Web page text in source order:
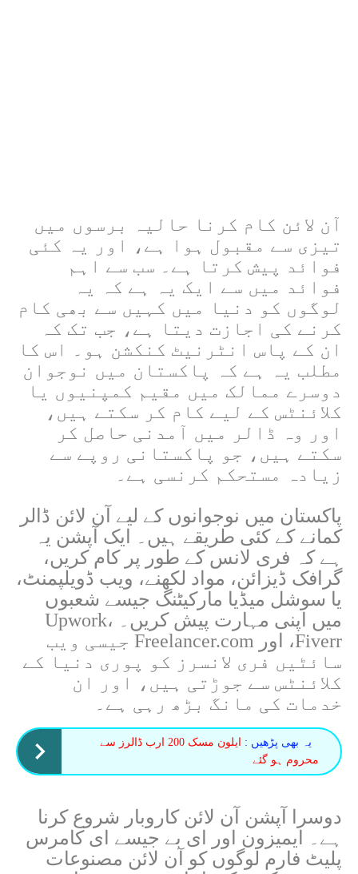
آن لائن کام کرنا حالیہ برسوں میں
تیزی سے مقبول ہوا ہے، اور یہ کئی
فوائد پیش کرتا ہے۔ سب سے اہم
فوائد میں سے ایک یہ ہے کہ یہ
لوگوں کو دنیا میں کہیں سے بھی کام
کرنے کی اجازت دیتا ہے، جب تک کہ
ان کے پاس انٹرنیٹ کنکشن ہو۔ اس کا
مطلب یہ ہے کہ پاکستان میں نوجوان
دوسرے ممالک میں مقیم کمپنیوں یا
کلائنٹس کے لیے کام کر سکتے ہیں،
اور وہ ڈالر میں آمدنی حاصل کر
سکتے ہیں، جو پاکستانی روپے سے
زیادہ مستحکم کرنسی ہے۔
پاکستان میں نوجوانوں کے لیے آن لائن ڈالر
کمانے کے کئی طریقے ہیں۔ ایک آپشن یہ
ہے کہ فری لانس کے طور پر کام کریں،
گرافک ڈیزائن، مواد لکھنے، ویب ڈویلپمنٹ،
یا سوشل میڈیا مارکیٹنگ جیسے شعبوں
میں اپنی مہارت پیش کریں۔ Upwork،
Fiverr، اور Freelancer.com جیسی ویب
سائٹیں فری لانسرز کو پوری دنیا کے
کلائنٹس سے جوڑتی ہیں، اور ان
خدمات کی مانگ بڑھ رہی ہے۔
یہ بھی پڑھیں :
ایلون مسک 200 ارب ڈالرز سے
محروم ہو گئے
دوسرا آپشن آن لائن کاروبار شروع کرنا
ہے۔ ایمیزون اور ای بے جیسے ای کامرس
پلیٹ فارم لوگوں کو آن لائن مصنوعات